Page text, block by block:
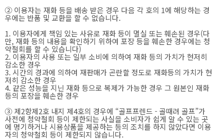
② 이용자는 재화 등을 배송 받은 경우 다음 각 호의 1에 해당하는 경
우에는 반품 및 교환을 할 수 없습니다.
1. 이용자에게 책임 있는 사유로 재화 등이 멸실 또는 훼손된 경우(다
만, 재화 등의 내용을 확인하기 위하여 포장 등을 훼손한 경우에는 청
약철회를 할 수 있습니다)
2. 이용자의 사용 또는 일부 소비에 의하여 재화 등의 가치가 현저히
감소한 경우
3. 시간의 경과에 의하여 재판매가 곤란할 정도로 재화등의 가치가 현
저히 감소한 경우
4. 같은 성능을 지닌 재화 등으로 복제가 가능한 경우 그 원본인 재화
등의 포장을 훼손한 경우
③ 제2항제2호 내지 제4호의 경우에 “골프프렌드 - 골때려 골프”가
사전에 청약철회 등이 제한되는 사실을 소비자가 쉽게 알 수 있는 곳
에 명기하거나 시용상품을 제공하는 등의 조치를 하지 않았다면 이용
자의 청약철회 등이 제한되지 않습니다.